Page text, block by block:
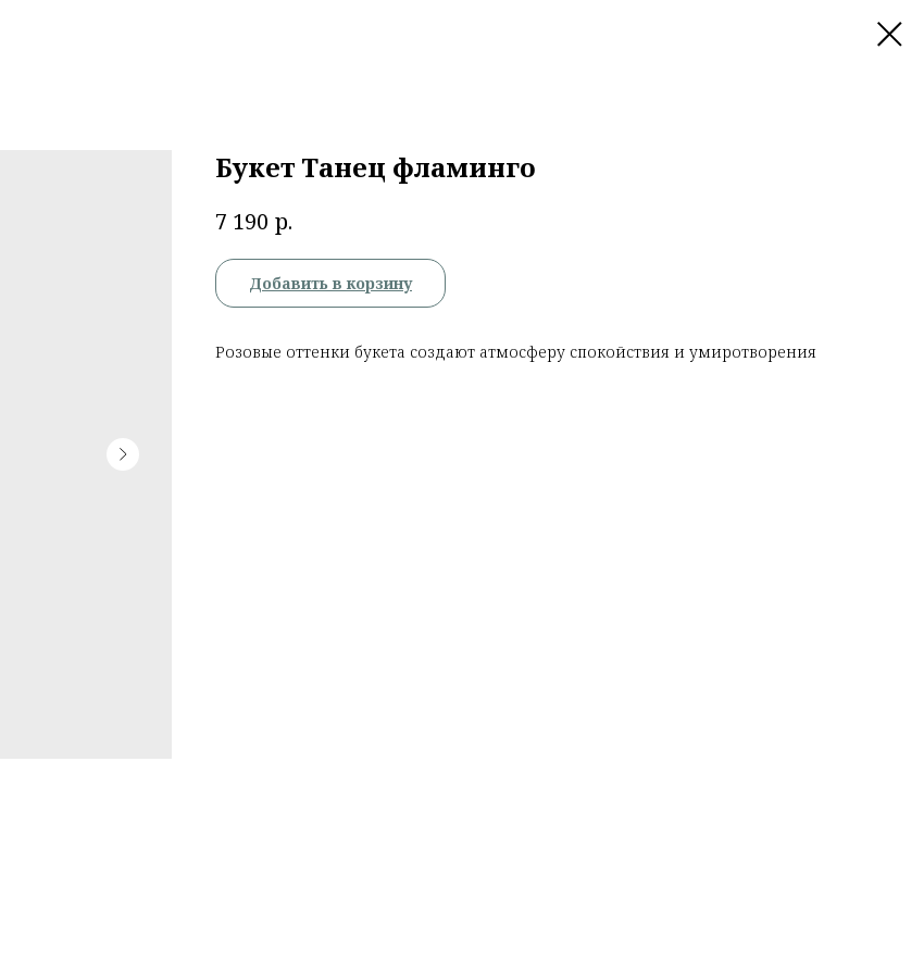
Букет Танец фламинго
7 190 р.
Добавить в корзину
Розовые оттенки букета создают атмосферу спокойствия и умиротворения